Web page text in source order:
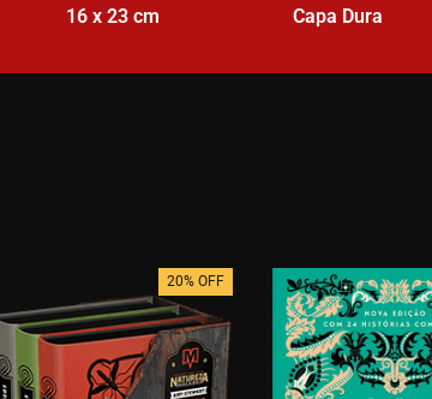
16 x 23 cm
Capa Dura
20% OFF